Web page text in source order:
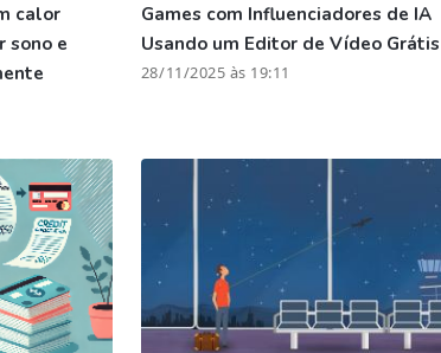
calor
sono e
Games com Influenciadores de IA
Usando um Editor de Vídeo Grátis
28/11/2025 às 19:11